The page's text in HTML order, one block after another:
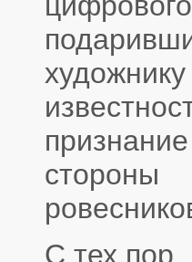
художнику
стороны
С тех пор